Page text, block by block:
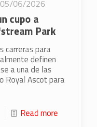
05/06/2026
cupo a
Park
carreras para
definen
a una de las
Royal Ascot para
Read more